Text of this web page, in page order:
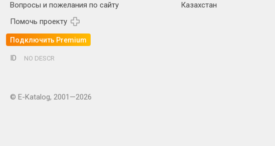
Вопросы и пожелания по сайту
Помочь проекту
Подключить Premium
Казахстан
ID NO DESCR
© E-Katalog, 2001—2026